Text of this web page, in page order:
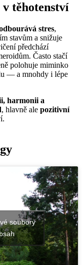
v těhotenství
stres,
stavům a snižuje
předchází
Často stačí
polohuje miminko
— a mnohdy i lépe
harmonii a
, hlavně ale pozitivní
soubory